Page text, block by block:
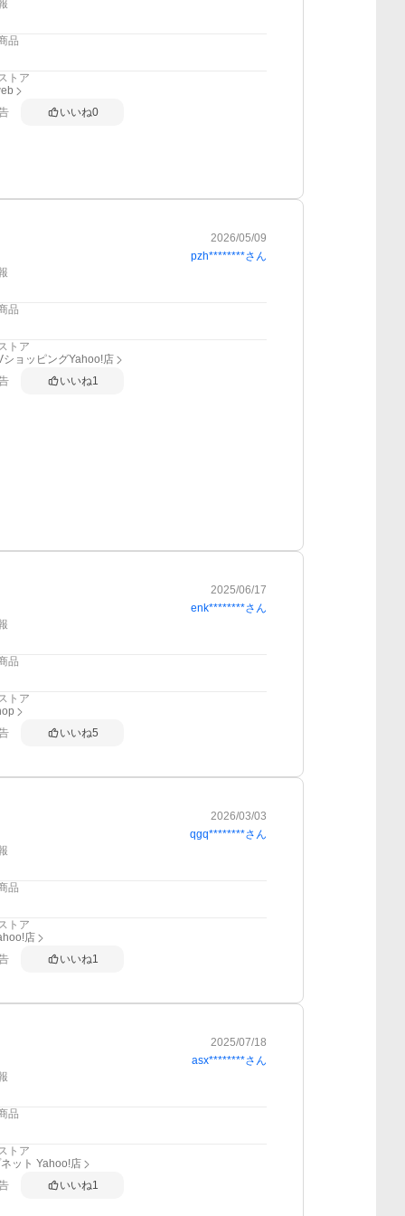
品
トア
いいね0
2026/05/09
pzh********さん
品
トア
ショッピングYahoo!店
いいね1
2025/06/17
enk********さん
品
トア
いいね5
2026/03/03
qgq********さん
品
トア
店
いいね1
2025/07/18
asx********さん
品
トア
ット Yahoo!店
いいね1